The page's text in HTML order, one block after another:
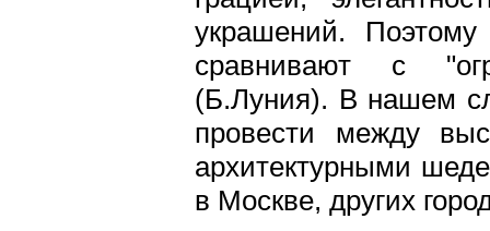
украшений.
сравнивают с
(Б.Луния). В нашем
провести между
архитектурными
в Москве, других